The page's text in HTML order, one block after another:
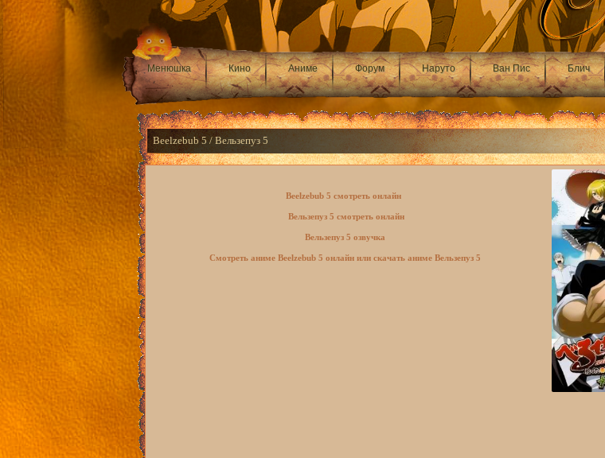
Менюшка Кино Аниме Форум Наруто Ван Пис Блич
Beelzebub 5 / Вельзепуз 5
Beelzebub 5 смотреть онлайн
Вельзепуз 5 смотреть онлайн
Вельзепуз 5 озвучка
Смотреть аниме Beelzebub 5 онлайн или скачать аниме Вельзепуз 5